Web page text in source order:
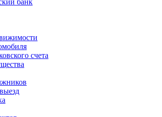
банк
счета